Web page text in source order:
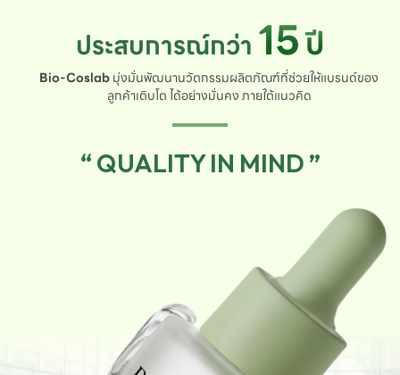
ประสบการณ์กว่า 15ปี
Bio-Coslabมุ่งมั่นพัฒนานวัตกรรมผลิตภัณฑ์ที่ช่วยให้แบรนด์ของ
ลูกค้าเติบโต ได้อย่างมั่นคง ภายใต้แนวคิด
“ QUALITY IN MIND ”